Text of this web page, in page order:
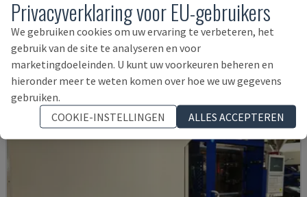
SUMITOMO SHI DEMAG - ELEKTRISCHE SPUITGIETMACHINE
DUITSLAND 2021 9.500 UUR
Privacyverklaring voor EU-gebruikers
We gebruiken cookies om uw ervaring te verbeteren, het
gebruik van de site te analyseren en voor
marketingdoeleinden. U kunt uw voorkeuren beheren en
hieronder meer te weten komen over hoe we uw gegevens
gebruiken.
COOKIE-INSTELLINGEN
ALLES ACCEPTEREN